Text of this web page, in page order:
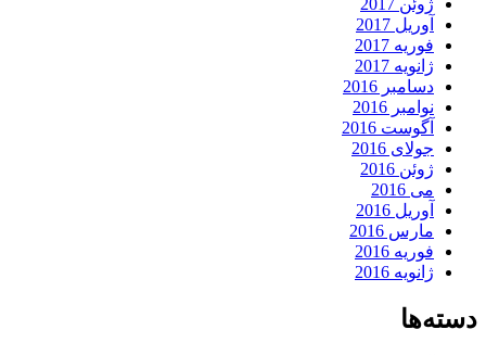
آوریل 2017
فوریه 2017
ژانویه 2017
دسامبر 2016
نوامبر 2016
آگوست 2016
جولای 2016
ژوئن 2016
می 2016
آوریل 2016
مارس 2016
فوریه 2016
ژانویه 2016
دسته‌ها